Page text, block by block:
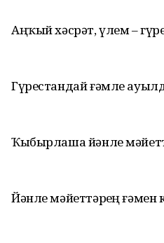
Аңҡый хәсрәт, үлем –
Гүрестандай ғәмле
Ҡыбырлаша йәнле
Йәнле мәйеттәрҙең ғәмен